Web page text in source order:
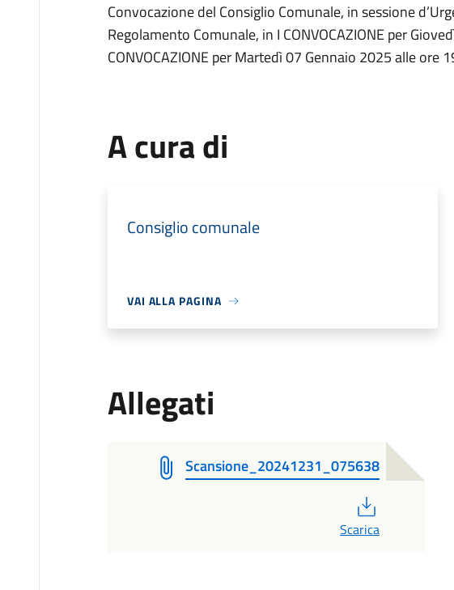
Convocazione del Consiglio Comunale, in sessione
Regolamento Comunale, in I CONVOCAZIONE per
CONVOCAZIONE per Martedì 07 Gennaio 2025 alle ore
A cura di
Consiglio comunale
VAI ALLA PAGINA
Allegati
Scansione_20241231_075638
Scarica